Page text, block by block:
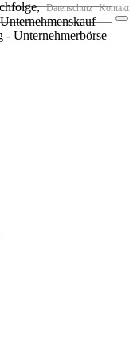
Datenschutz Kontakt